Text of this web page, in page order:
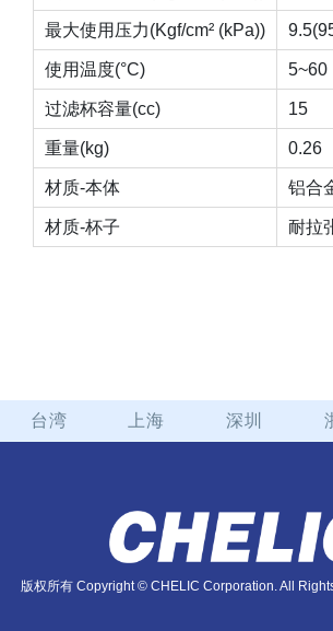
最大使用压力(Kgf/cm² (kPa))
使用温度(°C) 5~60
过滤杯容量(cc) 15
重量(kg) 0.26
材质-本体 铝合
材质-杯子 耐拉
台湾 上海 深圳
版权所有 Copyright © CHELIC Corporation. All